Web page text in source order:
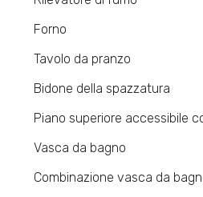
Forno
Tavolo da pranzo
Bidone della spazzatura
Piano superiore accessibile
Vasca da bagno
Combinazione vasca da